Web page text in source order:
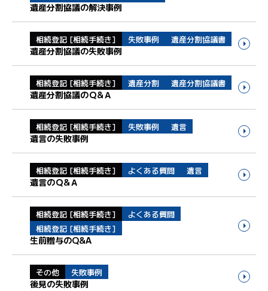
遺産分割協議の解決事例
相続登記 [相続手続き] 失敗事例 遺産分割協議書
遺産分割協議の失敗事例
相続登記 [相続手続き] 遺産分割 遺産分割協議書
遺産分割協議のＱ&Ａ
相続登記 [相続手続き] 失敗事例 遺言
遺言の失敗事例
相続登記 [相続手続き] よくある質問 遺言
遺言のＱ&Ａ
相続登記 [相続手続き]
よくある質問
相続登記 [相続手続き]
生前贈与のQ&A
その他 失敗事例
後見の失敗事例